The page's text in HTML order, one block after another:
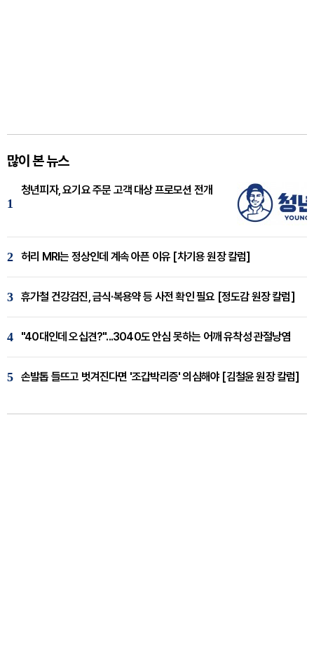
많이 본 뉴스
1
청년피자, 요기요 주문 고객 대상 프로모션 전개
2 허리 MRI는 정상인데 계속 아픈 이유 [차기용 원장 칼럼]
3 휴가철 건강검진, 금식·복용약 등 사전 확인 필요 [정도감 원장 칼럼]
4 "40대인데 오십견?"...3040도 안심 못하는 어깨 유착성 관절낭염
5 손발톱 들뜨고 벗겨진다면 '조갑박리증' 의심해야 [김철윤 원장 칼럼]